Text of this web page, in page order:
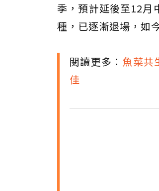
季，預計延後至12月
種，已逐漸退場，如
閱讀更多： 魚菜共
佳